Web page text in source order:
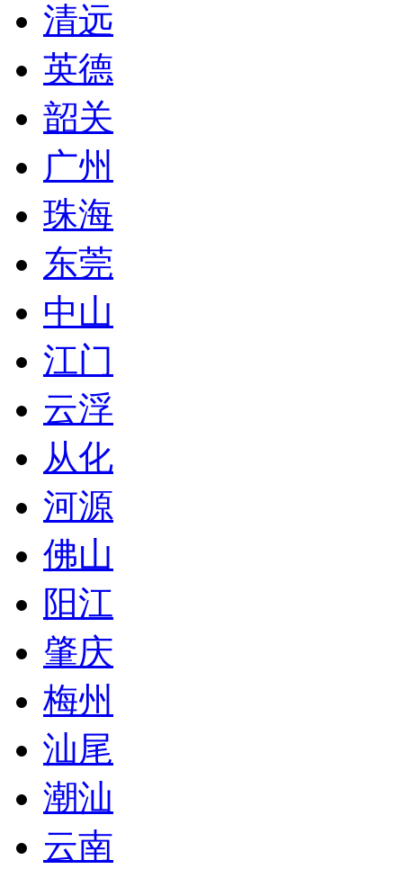
清远
英德
韶关
广州
珠海
东莞
中山
江门
云浮
从化
河源
佛山
阳江
肇庆
梅州
汕尾
潮汕
云南